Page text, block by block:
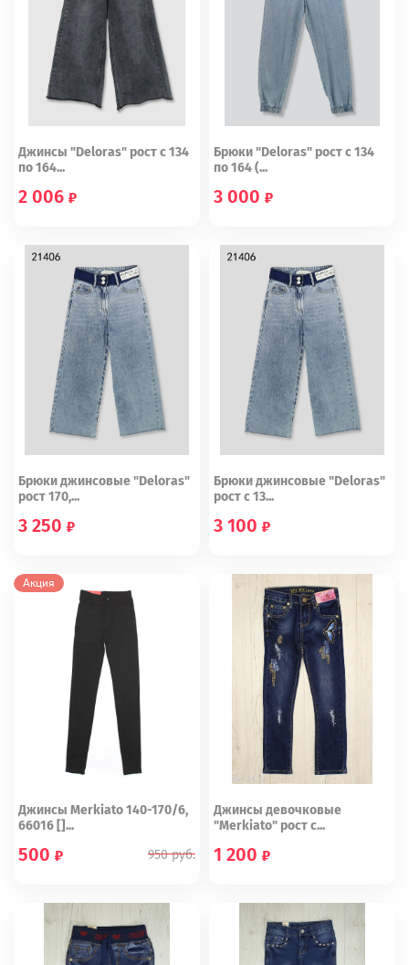
Джинсы "Deloras" рост с 134
по 164...
2 006
134 146 158 164
Брюки "Deloras" рост с 134
по 164 (...
3 000
134 140 146 152 158
Брюки джинсовые "Deloras"
рост 170,...
3 250
Брюки джинсовые "Deloras"
рост с 13...
3 100
134 140 146 164
Акция
Джинсы Merkiato 140-170/6,
66016 []...
500 950руб.
Джинсы девочковые
"Merkiato" рост с...
1 200
134 (24) 116 (21) 146 (26)
140 (25) 122 (22)